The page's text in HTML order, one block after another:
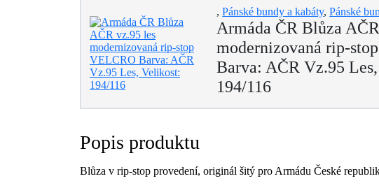
,Pánské bundy a kabáty,Pánské
Armáda ČR Blůza
modernizovaná rip-
Barva: AČR Vz.95
194/116
Popis produktu
Blůza v rip-stop provedení, originál šitý pro Armádu České